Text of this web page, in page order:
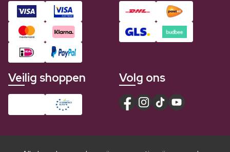
Veilig shoppen Volg ons